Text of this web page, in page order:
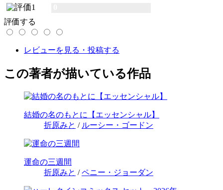
評価する
レビューを見る・投稿する
この著者が描いている作品
結婚の名のもとに【エッセンシャル】
折原みと / ルーシー・ゴードン
運命の三週間
折原みと /ペニー・ジョーダン